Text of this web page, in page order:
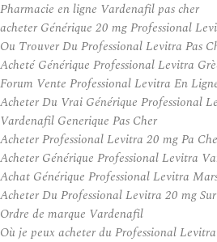
Pharmacie en ligne Vardenafil pas cher
acheter Générique 20 mg Professional
Ou Trouver Du Professional Levitra Pas
Acheté Générique Professional Levitra
Forum Vente Professional Levitra En
Acheter Du Vrai Générique Professional
Vardenafil Generique Pas Cher
Acheter Professional Levitra 20 mg Pa
Acheter Générique Professional Levitra
Achat Générique Professional Levitra
Acheter Du Professional Levitra 20 mg
Ordre de marque Vardenafil
Où je peux acheter du Professional